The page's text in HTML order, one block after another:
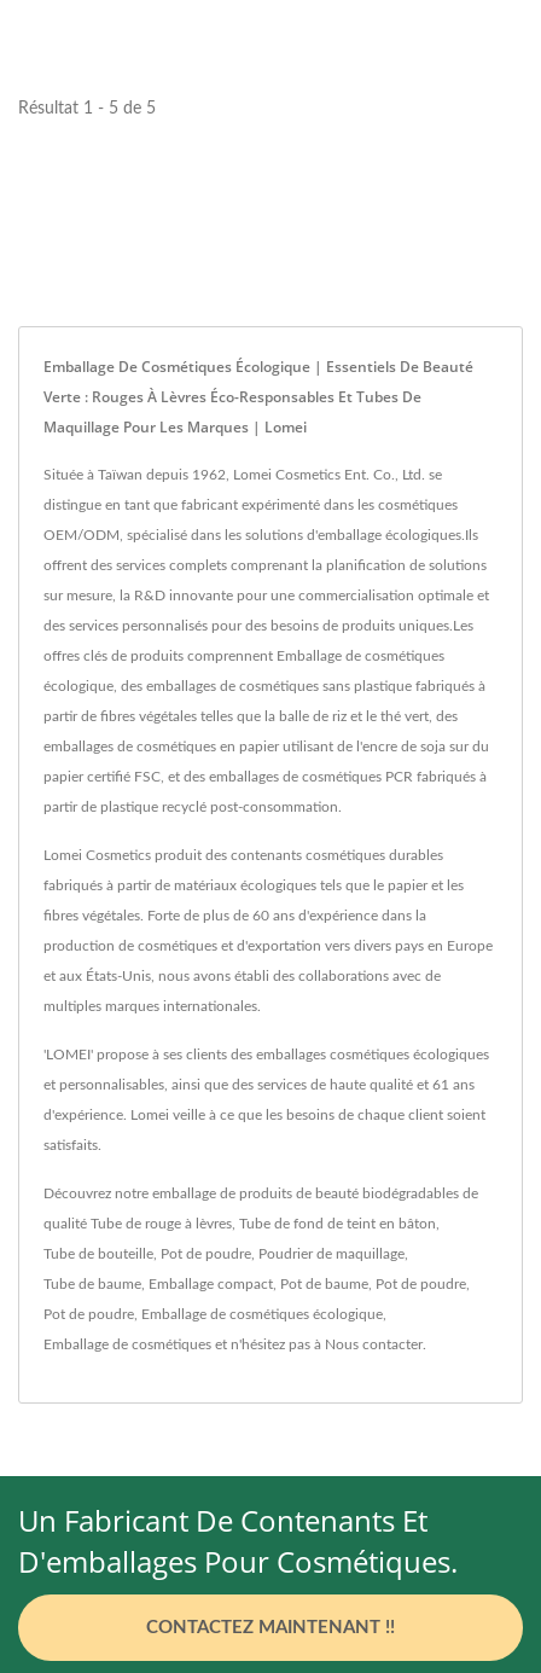
Résultat 1 - 5 de 5
Emballage De Cosmétiques Écologique | Essentiels De Beauté
Verte : Rouges À Lèvres Éco-Responsables Et Tubes De
Maquillage Pour Les Marques | Lomei
Située à Taïwan depuis 1962, Lomei Cosmetics Ent. Co., Ltd. se
distingue en tant que fabricant expérimenté dans les cosmétiques
OEM/ODM, spécialisé dans les solutions d'emballage écologiques.Ils
offrent des services complets comprenant la planification de solutions
sur mesure, la R&D innovante pour une commercialisation optimale et
des services personnalisés pour des besoins de produits uniques.Les
offres clés de produits comprennent Emballage de cosmétiques
écologique, des emballages de cosmétiques sans plastique fabriqués à
partir de fibres végétales telles que la balle de riz et le thé vert, des
emballages de cosmétiques en papier utilisant de l'encre de soja sur du
papier certifié FSC, et des emballages de cosmétiques PCR fabriqués à
partir de plastique recyclé post-consommation.
Lomei Cosmetics produit des contenants cosmétiques durables
fabriqués à partir de matériaux écologiques tels que le papier et les
fibres végétales. Forte de plus de 60 ans d'expérience dans la
production de cosmétiques et d'exportation vers divers pays en Europe
et aux États-Unis, nous avons établi des collaborations avec de
multiples marques internationales.
'LOMEI' propose à ses clients des emballages cosmétiques écologiques
et personnalisables, ainsi que des services de haute qualité et 61 ans
d'expérience. Lomei veille à ce que les besoins de chaque client soient
satisfaits.
Découvrez notre emballage de produits de beauté biodégradables de
qualité Tube de rouge à lèvres Tube de fond de teint en bâton
Tube de bouteille Pot de poudre Poudrier de maquillage
Tube de baume Emballage compact Pot de baume Pot de poudre
Pot de poudre Emballage de cosmétiques écologique
Emballage de cosmétiques et n'hésitez pas à Nous contacter.
Un Fabricant De Contenants Et
D'emballages Pour Cosmétiques.
CONTACTEZ MAINTENANT !!